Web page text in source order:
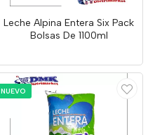
Leche Alpina Entera Six Pack
Bolsas De 1100ml
NUEVO